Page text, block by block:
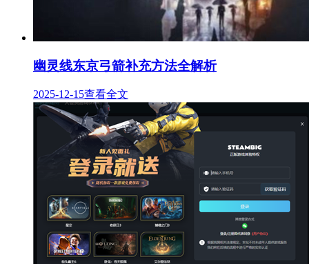
幽灵线东京弓箭补充方法全解析
2025-12-15查看全文